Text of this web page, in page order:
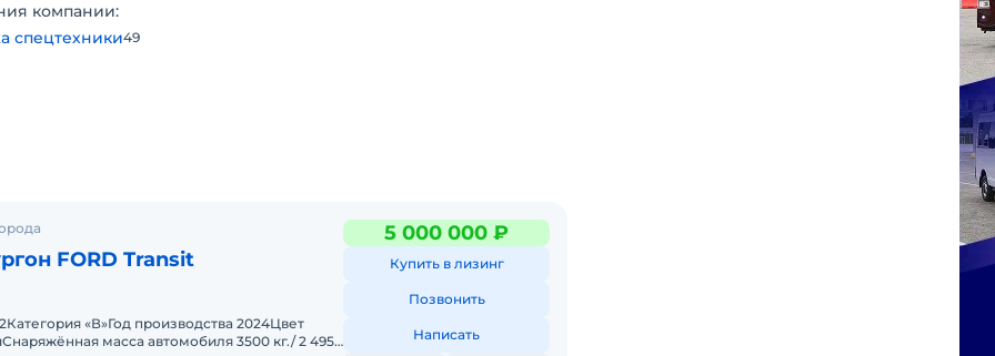
Регулировка положения передних фар,
компании:
спецтехники49
FORD Transit
«В»Год производства 2024Цвет
масса автомобиля 3500 кг./ 2 495
5 000 000 ₽
Купить в лизинг
Позвонить
Написать